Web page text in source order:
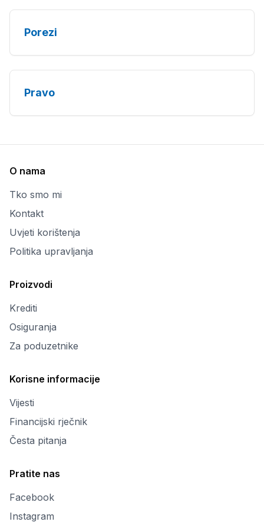
Porezi
Pravo
O nama
Tko smo mi
Kontakt
Uvjeti korištenja
Politika upravljanja
Proizvodi
Krediti
Osiguranja
Za poduzetnike
Korisne informacije
Vijesti
Financijski rječnik
Česta pitanja
Pratite nas
Facebook
Instagram